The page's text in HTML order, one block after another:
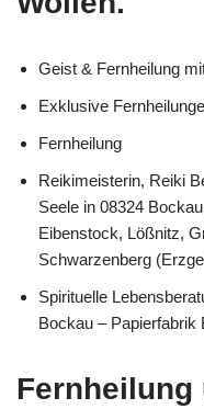
Geist & Fernheilung
Exklusive
Fernheilung
Reikimeisterin, Reiki
Seele in 08324
Eibenstock, Lößnitz,
Schwarzenberg
Spirituelle
Bockau – Papierfabrik
Fernheilung